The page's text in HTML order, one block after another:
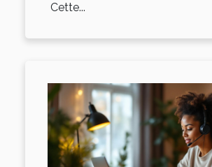
Cette...